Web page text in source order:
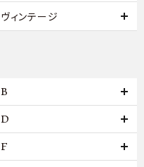
ヴィンテージ
B
D
F